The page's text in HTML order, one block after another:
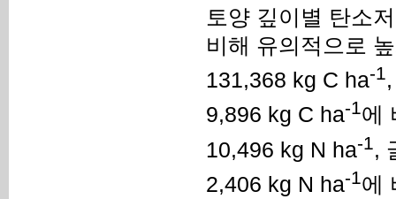
토양 깊이별 탄소
비해 유의적으로
131,368 kg C ha-1
9,896 kg C ha-1에
10,496 kg N ha-1,
2,406 kg N ha-1에